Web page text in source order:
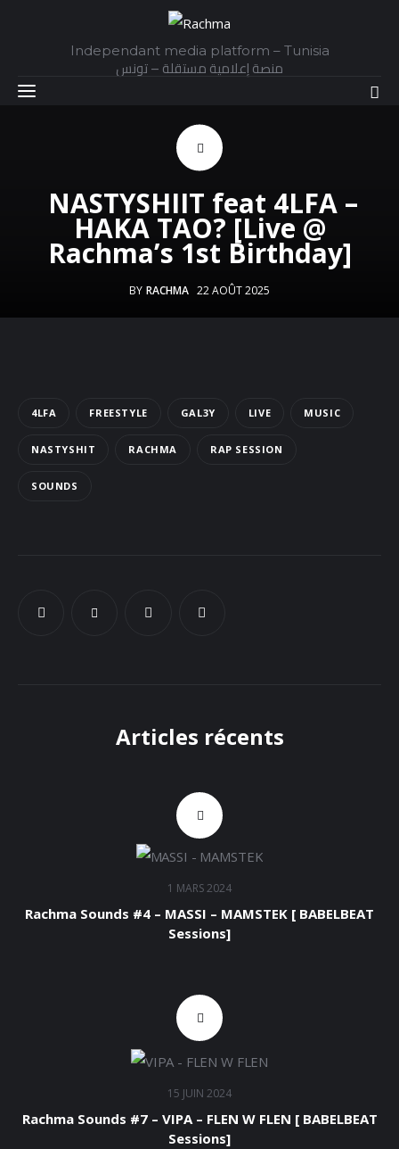
Independant media platform – Tunisia
منصة إعلامية مستقلة – تونس
Explainer
Sounds
​ NASTYSHIIT feat 4LFA –
HAKA TAO? [Live @
Rachma’s 1st Birthday]
BY RACHMA 22 AOÛT 2025
4LFA FREESTYLE GAL3Y LIVE MUSIC
NASTYSHIT RACHMA RAP SESSION
SOUNDS
Articles récents
1 MARS 2024
Rachma Sounds #4 – MASSI – MAMSTEK [ BABELBEAT
Sessions]
15 JUIN 2024
Rachma Sounds #7 – VIPA – FLEN W FLEN [ BABELBEAT
Sessions]